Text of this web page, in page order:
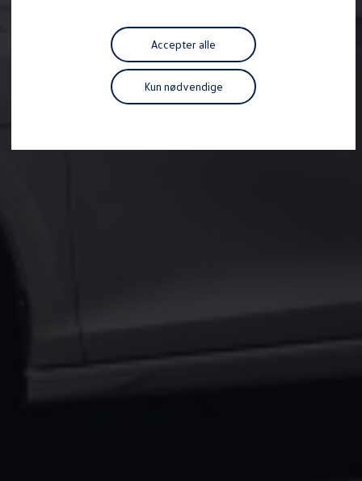
Accepter alle
Kun nødvendige
Fordele ved at vælge autoriseret værksted til din
Om Volkswagen
Nyheder
Tilmeld nyhedsbrev
Pressemeddelser
Kalenderbillede